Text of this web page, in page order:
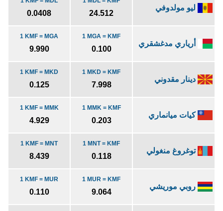
ليو مولدوفي
24.512
0.0408
أرياري مدغشقري
1 MGA = KMF
0.100
1 KMF = MGA
9.990
دينار مقدوني
1 MKD = KMF
7.998
1 KMF = MKD
0.125
كيات ميانماري
1 MMK = KMF
0.203
1 KMF = MMK
4.929
توغروغ منغولي
1 MNT = KMF
0.118
1 KMF = MNT
8.439
روبي موريشي
1 MUR = KMF
9.064
1 KMF = MUR
0.110